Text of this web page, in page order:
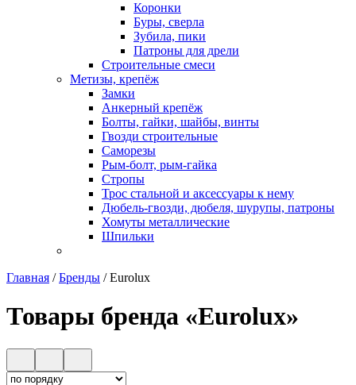
Коронки
Буры, сверла
Зубила, пики
Патроны для дрели
Строительные смеси
Метизы, крепёж
Замки
Анкерный крепёж
Болты, гайки, шайбы, винты
Гвозди строительные
Саморезы
Рым-болт, рым-гайка
Стропы
Трос стальной и аксессуары к нему
Дюбель-гвозди, дюбеля, шурупы, патроны
Хомуты металлические
Шпильки
Главная /Бренды /Eurolux
Товары бренда «Eurolux»